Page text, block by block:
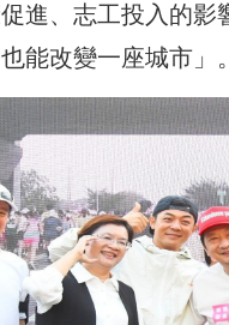
進、志工投入的影
能改變一座城市」。